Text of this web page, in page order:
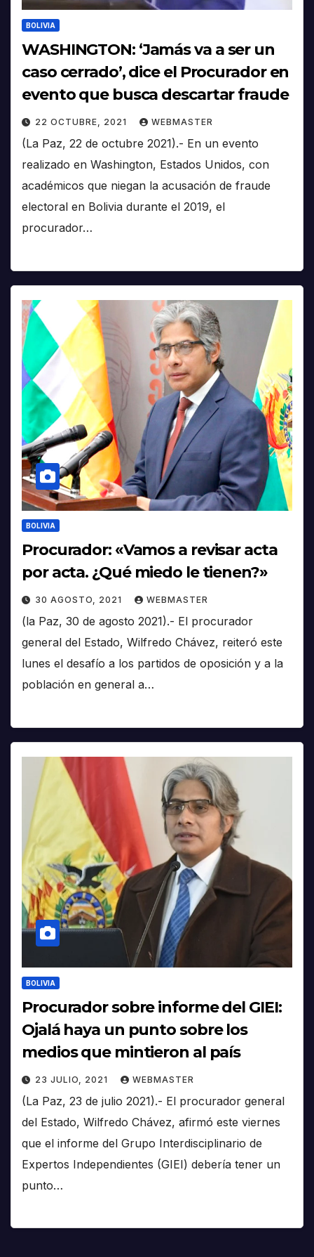
BOLIVIA
WASHINGTON: ‘Jamás va a ser un
caso cerrado’, dice el Procurador en
evento que busca descartar fraude
22 OCTUBRE, 2021 WEBMASTER
(La Paz, 22 de octubre 2021).- En un evento
realizado en Washington, Estados Unidos, con
académicos que niegan la acusación de fraude
electoral en Bolivia durante el 2019, el
procurador…
BOLIVIA
Procurador: «Vamos a revisar acta
por acta. ¿Qué miedo le tienen?»
30 AGOSTO, 2021 WEBMASTER
(la Paz, 30 de agosto 2021).- El procurador
general del Estado, Wilfredo Chávez, reiteró este
lunes el desafío a los partidos de oposición y a la
población en general a…
BOLIVIA
Procurador sobre informe del GIEI:
Ojalá haya un punto sobre los
medios que mintieron al país
23 JULIO, 2021 WEBMASTER
(La Paz, 23 de julio 2021).- El procurador general
del Estado, Wilfredo Chávez, afirmó este viernes
que el informe del Grupo Interdisciplinario de
Expertos Independientes (GIEI) debería tener un
punto…